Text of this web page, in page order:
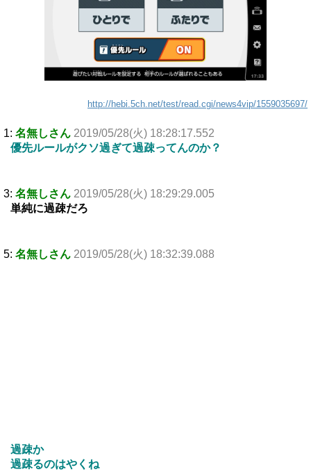
http://hebi.5ch.net/test/read.cgi/news4vip/1559035697/
1: 名無しさん 2019/05/28(火) 18:28:17.552
優先ルールがクソ過ぎて過疎ってんのか？
3: 名無しさん 2019/05/28(火) 18:29:29.005
単純に過疎だろ
5: 名無しさん 2019/05/28(火) 18:32:39.088
過疎か
過疎るのはやくね